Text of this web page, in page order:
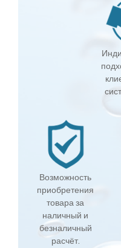
Возможность
приобретения
товара за
наличный и
безналичный
расчёт.